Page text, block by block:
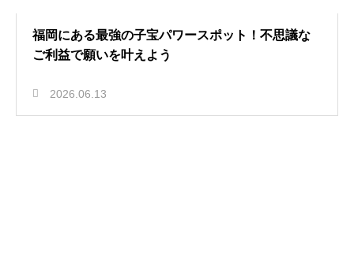
福岡にある最強の子宝パワースポット！不思議な
ご利益で願いを叶えよう
2026.06.13